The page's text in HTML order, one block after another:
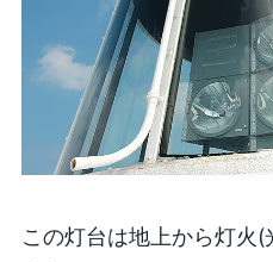
この灯台は地上から灯火